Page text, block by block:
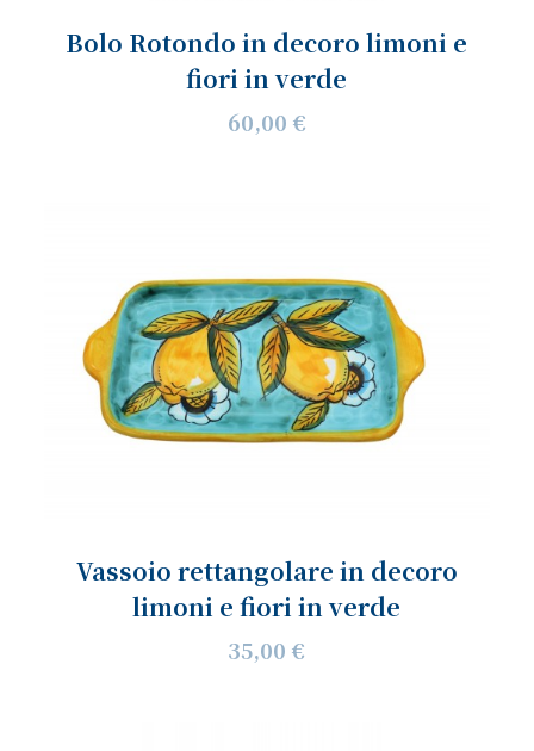
Bolo Rotondo in decoro limoni e
fiori in verde
60,00 €
Vassoio rettangolare in decoro
limoni e fiori in verde
35,00 €